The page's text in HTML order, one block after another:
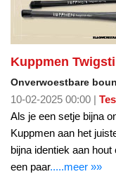
Kuppmen
Onverwoestbare
10-02-2025 00:00 |
Als je een setje bijna
Kuppmen aan het
bijna identiek aan
een paar.....meer »»